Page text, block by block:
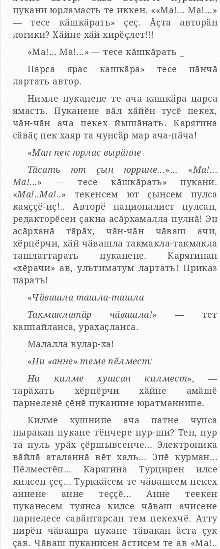
пукани юрламасть те иккен. ««Ма!... Ма!...»
— тесе кӑшкӑрать» ҫеҫ. Ӑҫта авторӑн
логики? Хӑйне хӑй хирӗҫлет!!!
«Ма!... Ма!...» — тесе кӑшкӑрать _
Парса ярас кашкӑра» тесе пӑнчӑ
лартать автор.
Нимле пуканене те ача кашкӑра парса
ямасть. Пуканене вӑл хӑйӗн тусӗ пекех,
чӑн-чӑн ача пекех йышӑнать. Карягина
сӑвӑҫ пек хаяр та чунсӑр мар ача-пӑча!
«Ман пек юрлас вырӑнне
Тӑсать ют ҫын юррине...»... «Ма!...
Ма!...» — тесе кӑшкӑрать» пукани.
«Ма!..Ма!..» текенсем ют ҫынсем пулса
каяҫҫӗ-иҫ!.. Авторӗ националист пулсан,
редакторӗсен ҫакна асӑрхамалла пулнӑ! Эп
асӑрханӑ тӑрӑх, чӑн-чӑн чӑваш ачи,
хӗрпӗрчи, хӑй чӑвашла такмакла-такмакла
ташлаттарать пуканене. Карягинан
«хӗрачи» ав, ультиматум лартать! Приказ
парать!
«Чӑвашла ташла-ташла
Такмаклатӑр чӑвашла!» — тет
каппайланса, урахаҫланса.
Малалла вулар-ха!
«Ни «анне» теме пӗлмест:
Ни килме хушсан килмест», —
тарӑхать хӗрпӗрчи хӑйне амӑшӗ
парнеленӗ ҫӗнӗ пуканине юратманнипе.
Килме хушнипе ача патне чупса
пыракан пукане тӗнчере пур-ши? Тен, пур
та пуль урӑх ҫӗршывсенче... Электроника
вӑйлӑ аталаннӑ вӗт халь... Эпӗ курман...
Пӗлместӗп... Карягина Турцирен илсе
килсен ҫеҫ... Турккӑсем те чӑвашсем пекех
аннене анне теҫҫӗ... Анне теекен
пуканесем туянса килсе чӑваш ачисене
парнелесе савӑнтарсан тем пекехчӗ. Атту
пирӗн чӑвашра пукане тӑвакан ӑста ҫук
ҫав. Чӑваш пуканисен ӑстисем те ав «Ма!..